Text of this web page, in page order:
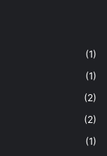
(1)
(1)
(2)
(2)
(1)